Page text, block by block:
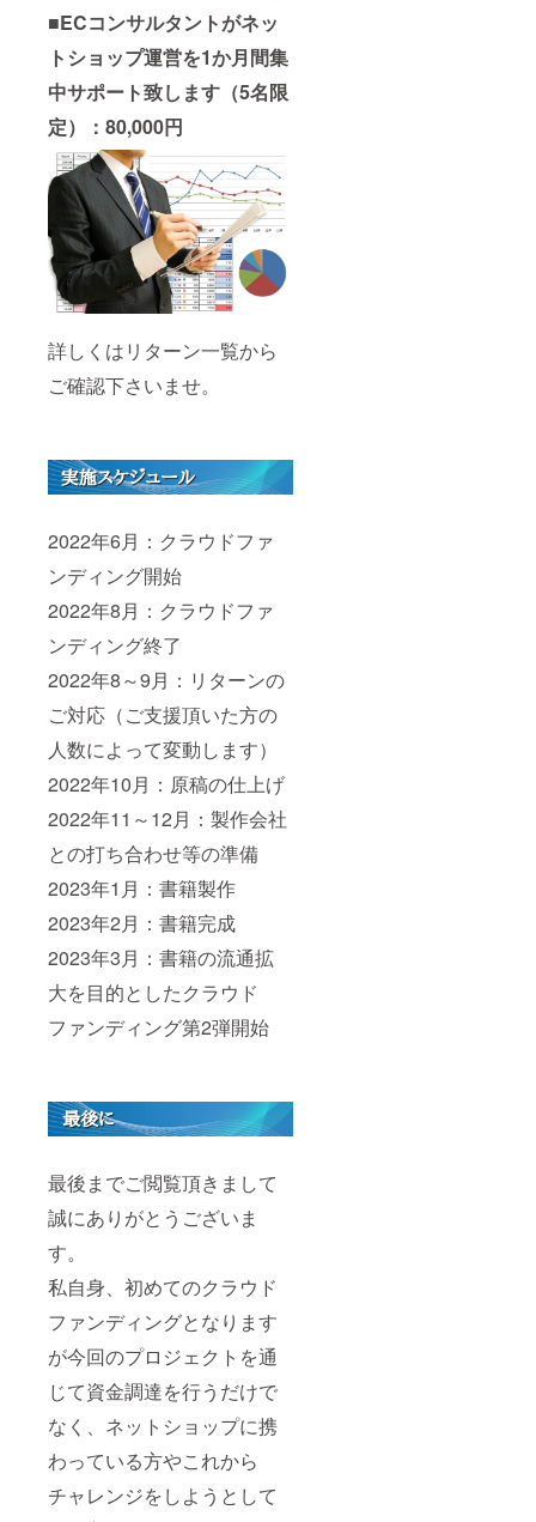
■ECコンサルタントがネッ
トショップ運営を1か月間集
中サポート致します（5名限
定）：80,000円
詳しくはリターン一覧から
ご確認下さいませ。
2022年6月：クラウドファ
ンディング開始
2022年8月：クラウドファ
ンディング終了
2022年8～9月：リターンの
ご対応（ご支援頂いた方の
人数によって変動します）
2022年10月：原稿の仕上げ
2022年11～12月：製作会社
との打ち合わせ等の準備
2023年1月：書籍製作
2023年2月：書籍完成
2023年3月：書籍の流通拡
大を目的としたクラウド
ファンディング第2弾開始
最後までご閲覧頂きまして
誠にありがとうございま
す。
私自身、初めてのクラウド
ファンディングとなります
が今回のプロジェクトを通
じて資金調達を行うだけで
なく、ネットショップに携
わっている方やこれから
チャレンジをしようとして